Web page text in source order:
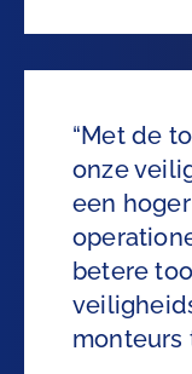
“Met de
onze
een
betere
monteurs